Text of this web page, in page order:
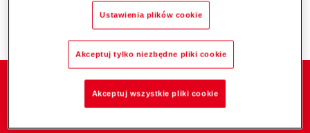
Ustawienia plików cookie
Akceptuj tylko niezbędne pliki cookie
Akceptuj wszystkie pliki cookie